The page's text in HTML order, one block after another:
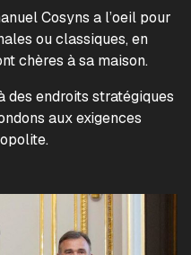
Cosyns a l’oeil pour
ou classiques, en
chères à sa maison.
des endroits stratégiques
aux exigences